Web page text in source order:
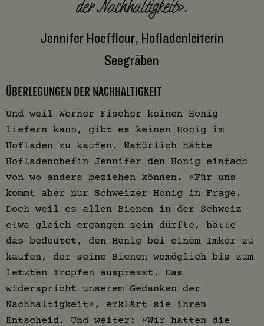
der Nachhaltigkeit».
Jennifer Hoeffleur, Hofladenleiterin
Seegräben
ÜBERLEGUNGEN DER NACHHALTIGKEIT
Und weil Werner Fischer keinen Honig
liefern kann, gibt es keinen Honig im
Hofladen zu kaufen. Natürlich hätte
Hofladenchefin Jennifer den Honig einfach
von wo anders beziehen können. «Für uns
kommt aber nur Schweizer Honig in Frage.
Doch weil es allen Bienen in der Schweiz
etwa gleich ergangen sein dürfte, hätte
das bedeutet, den Honig bei einem Imker zu
kaufen, der seine Bienen womöglich bis zum
letzten Tropfen auspresst. Das
widerspricht unserem Gedanken der
Nachhaltigkeit», erklärt sie ihren
Entscheid. Und weiter: «Wir hatten die